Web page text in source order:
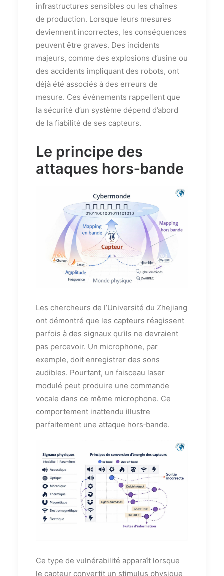
infrastructures sensibles ou les chaînes
de production. Lorsque leurs mesures
deviennent incorrectes, les conséquences
peuvent être graves. Des incidents
majeurs, comme des explosions d’usine ou
des accidents impliquant des robots, ont
déjà été associés à des erreurs de
mesure. Ces événements rappellent que
la sécurité d’un système dépend d’abord
de la fiabilité de ses capteurs.
Le principe des
attaques hors‑bande
Les chercheurs de l’Université du Zhejiang
ont démontré que les capteurs réagissent
parfois à des signaux qu’ils ne devraient
pas percevoir. Un microphone, par
exemple, doit enregistrer des sons
audibles. Pourtant, un faisceau laser
modulé peut produire une commande
vocale dans ce même microphone. Ce
comportement inattendu illustre
parfaitement une attaque hors‑bande.
Ce type de vulnérabilité apparaît lorsque
le capteur convertit un stimulus physique